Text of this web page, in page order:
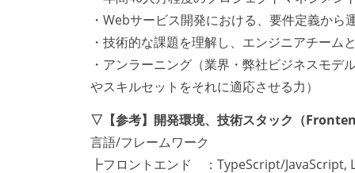
・Webサービス開発における、要件定義か
・技術的な課題を理解し、エンジニアチー
・アンラーニング（業界・弊社ビジネスモ
やスキルセットをそれに適応させる力）
▽【参考】開発環境、技術スタック（
言語/フレームワーク
┣フロントエンド ：TypeScript/JavaScript,